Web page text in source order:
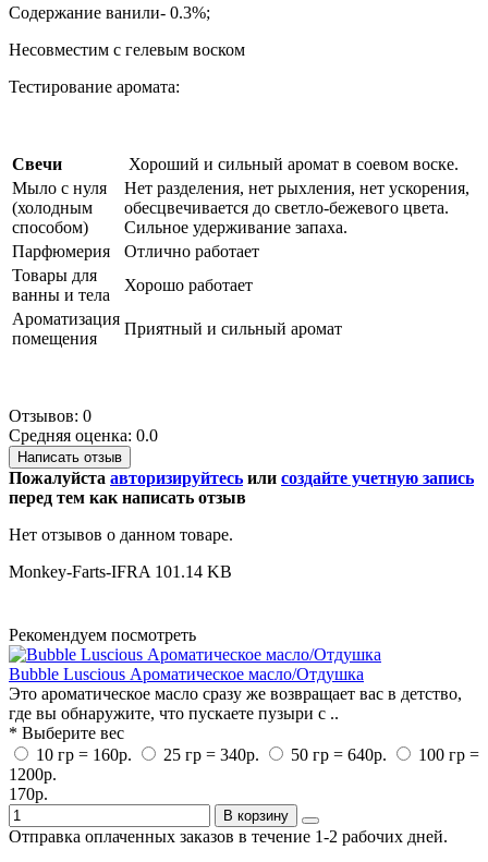
Содержание ванили- 0.3%;
Несовместим с гелевым воском
Тестирование аромата:
Свечи
Хороший и сильный аромат в соевом воске.
Мыло с нуля
(холодным
способом)
Нет разделения, нет рыхления, нет ускорения,
обесцвечивается до светло-бежевого цвета.
Сильное удерживание запаха.
Парфюмерия
Отлично работает
Товары для
ванны и тела
Хорошо работает
Ароматизация
помещения
Приятный и сильный аромат
Отзывов: 0
Средняя оценка: 0.0
Написать отзыв
Пожалуйста авторизируйтесь или создайте учетную запись
перед тем как написать отзыв
Нет отзывов о данном товаре.
Monkey-Farts-IFRA 101.14 KB
Рекомендуем посмотреть
Bubble Luscious Ароматическое масло/Отдушка
Это ароматическое масло сразу же возвращает вас в детство,
где вы обнаружите, что пускаете пузыри с ..
* Выберите вес
10 гр = 160р.
25 гр = 340р. 50 гр = 640р.
100 гр =
1200р.
170р.
В корзину
Отправка оплаченных заказов в течение 1-2 рабочих дней.